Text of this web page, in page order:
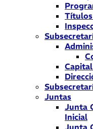
Juntas
Junta
Inicial
Junta